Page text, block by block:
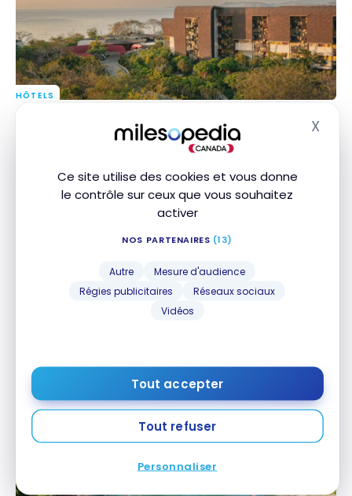
Ce site utilise des cookies et vous donne
le contrôle sur ceux que vous souhaitez
activer
NOS PARTENAIRES (13)
Autre
Mesure d'audience
Régies publicitaires
Réseaux sociaux
Vidéos
Tout accepter
Tout refuser
Personnaliser
X
HÔTELS
8 mai 2024